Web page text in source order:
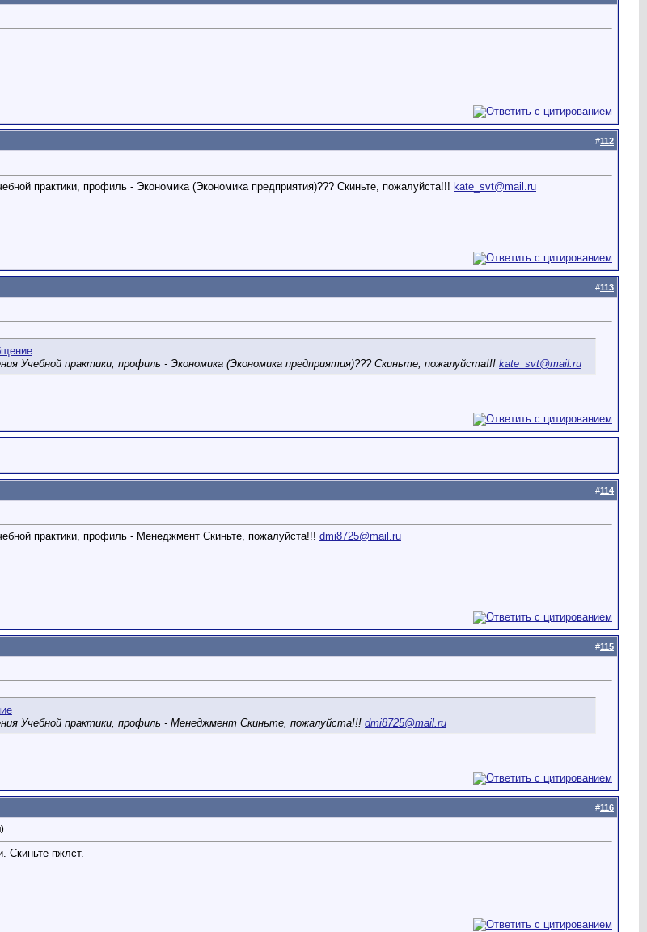
#112
практики, профиль - Экономика (Экономика предприятия)??? Скиньте, пожалуйста!!! kate_svt@mail.ru
#113
Учебной практики, профиль - Экономика (Экономика предприятия)??? Скиньте, пожалуйста!!! kate_svt@mail.ru
#114
практики, профиль - Менеджмент Скиньте, пожалуйста!!! dmi8725@mail.ru
#115
Учебной практики, профиль - Менеджмент Скиньте, пожалуйста!!! dmi8725@mail.ru
#116
Скиньте пжлст.